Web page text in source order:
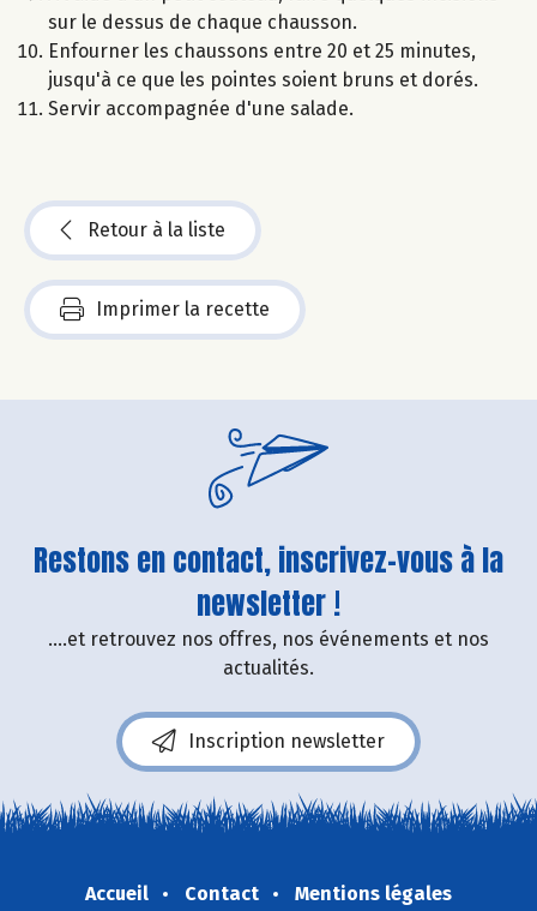
sur le dessus de chaque chausson.
Enfourner les chaussons entre 20 et 25 minutes,
jusqu'à ce que les pointes soient bruns et dorés.
Servir accompagnée d'une salade.
Retour à la liste
Imprimer la recette
Restons en contact, inscrivez-vous à la
newsletter !
....et retrouvez nos offres, nos événements et nos
actualités.
Inscription newsletter
Accueil Contact
Mentions légales